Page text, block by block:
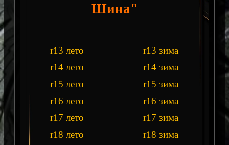
Шина"
r13 лето
r13 зима
r14 лето
r14 зима
r15 лето
r15 зима
r16 лето
r16 зима
r17 лето
r17 зима
r18 лето
r18 зима